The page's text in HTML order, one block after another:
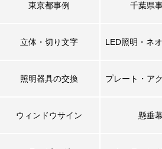
東京都事例 千葉県
立体・切り文字 LED照明・ネ
照明器具の交換 プレート・ア
ウィンドウサイン 懸垂